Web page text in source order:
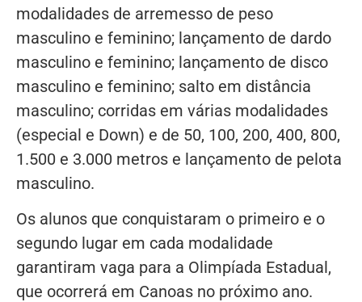
modalidades de arremesso de peso
masculino e feminino; lançamento de dardo
masculino e feminino; lançamento de disco
masculino e feminino; salto em distância
masculino; corridas em várias modalidades
(especial e Down) e de 50, 100, 200, 400, 800,
1.500 e 3.000 metros e lançamento de pelota
masculino.
Os alunos que conquistaram o primeiro e o
segundo lugar em cada modalidade
garantiram vaga para a Olimpíada Estadual,
que ocorrerá em Canoas no próximo ano.